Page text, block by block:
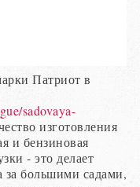
Патриот в
sadovaya-
изготовления
и бензиновая
- это делает
за большими садами,